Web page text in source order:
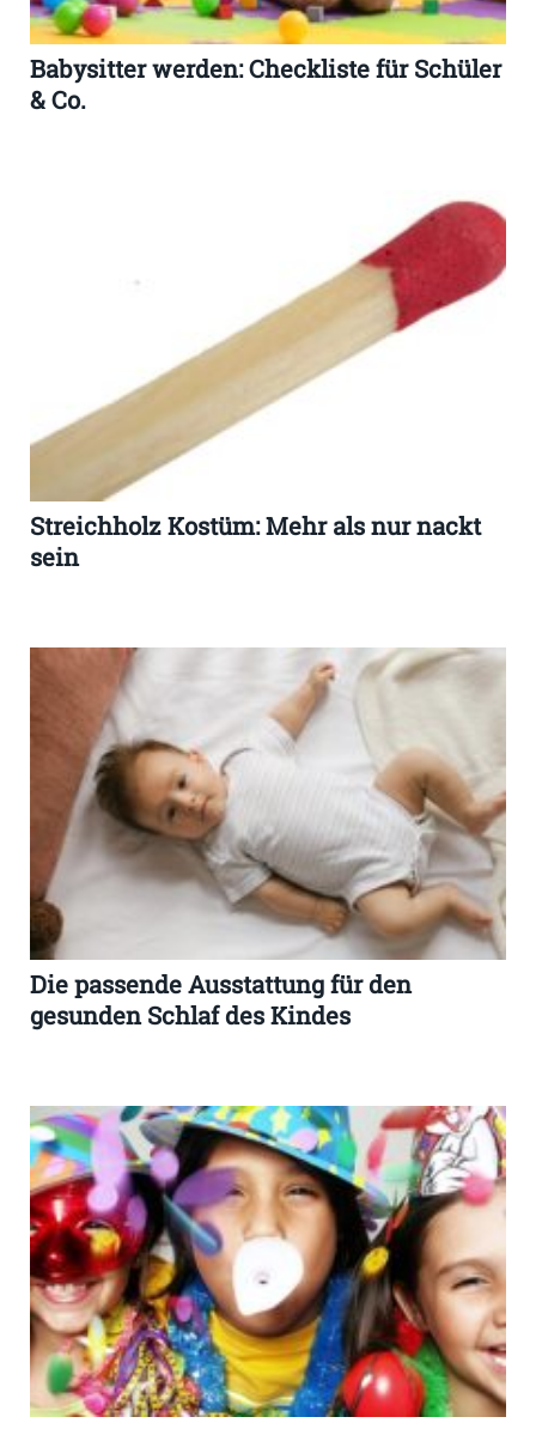
Babysitter werden: Checkliste für Schüler
& Co.
Streichholz Kostüm: Mehr als nur nackt
sein
Die passende Ausstattung für den
gesunden Schlaf des Kindes